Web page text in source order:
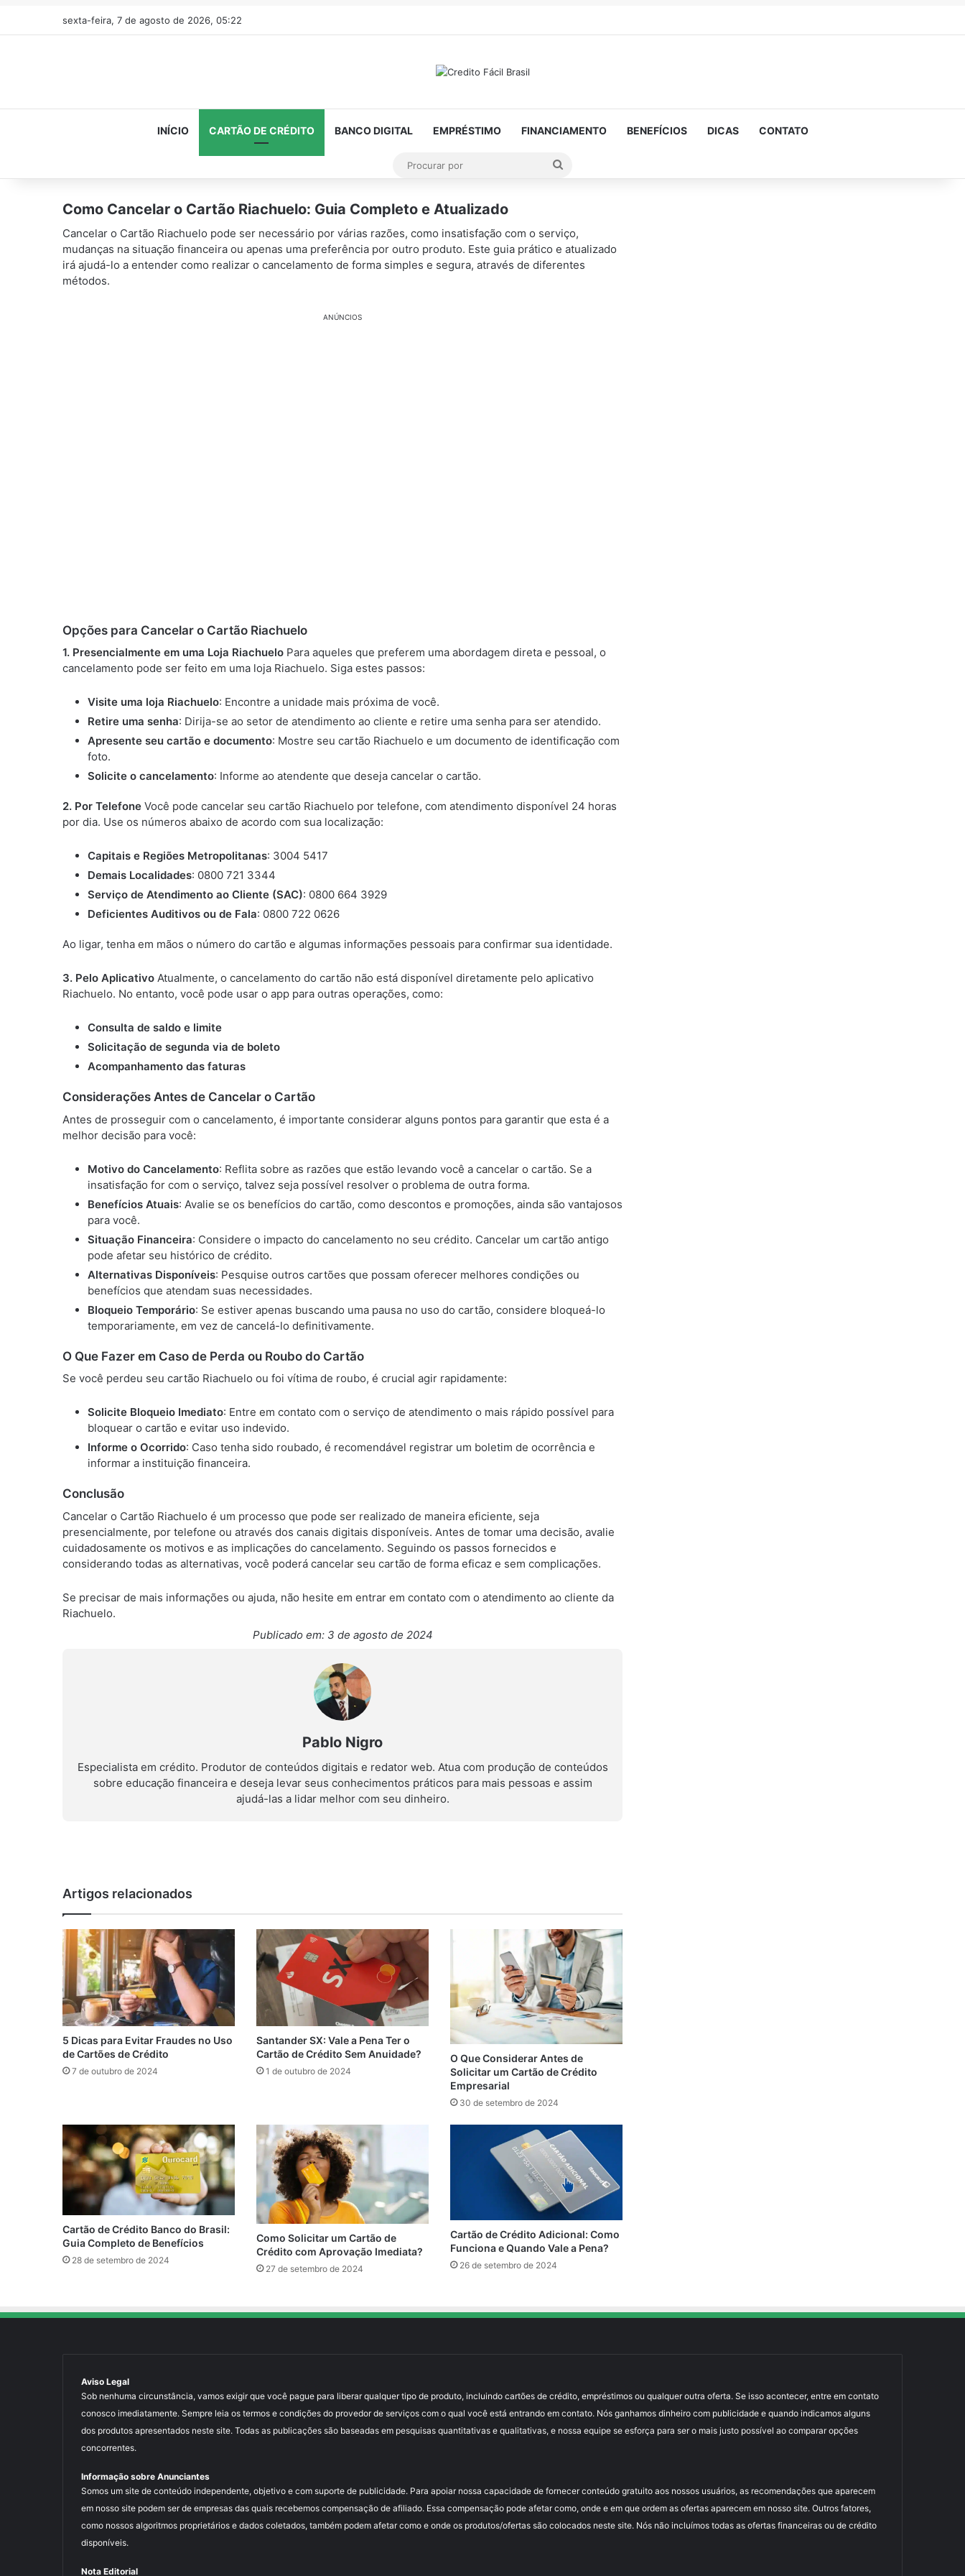
sexta-feira, 7 de agosto de 2026, 05:22
INÍCIO CARTÃO DE CRÉDITO BANCO DIGITAL EMPRÉSTIMO FINANCIAMENTO BENEFÍCIOS DICAS CONTATO
Como Cancelar o Cartão Riachuelo: Guia Completo e Atualizado
Cancelar o Cartão Riachuelo pode ser necessário por várias razões, como insatisfação com o serviço,
mudanças na situação financeira ou apenas uma preferência por outro produto. Este guia prático e atualizado
irá ajudá-lo a entender como realizar o cancelamento de forma simples e segura, através de diferentes
métodos.
ANÚNCIOS
Opções para Cancelar o Cartão Riachuelo
1. Presencialmente em uma Loja Riachuelo Para aqueles que preferem uma abordagem direta e pessoal, o
cancelamento pode ser feito em uma loja Riachuelo. Siga estes passos:
Visite uma loja Riachuelo: Encontre a unidade mais próxima de você.
Retire uma senha: Dirija-se ao setor de atendimento ao cliente e retire uma senha para ser atendido.
Apresente seu cartão e documento: Mostre seu cartão Riachuelo e um documento de identificação com
foto.
Solicite o cancelamento: Informe ao atendente que deseja cancelar o cartão.
2. Por Telefone Você pode cancelar seu cartão Riachuelo por telefone, com atendimento disponível 24 horas
por dia. Use os números abaixo de acordo com sua localização:
Capitais e Regiões Metropolitanas: 3004 5417
Demais Localidades: 0800 721 3344
Serviço de Atendimento ao Cliente (SAC): 0800 664 3929
Deficientes Auditivos ou de Fala: 0800 722 0626
Ao ligar, tenha em mãos o número do cartão e algumas informações pessoais para confirmar sua identidade.
3. Pelo Aplicativo Atualmente, o cancelamento do cartão não está disponível diretamente pelo aplicativo
Riachuelo. No entanto, você pode usar o app para outras operações, como:
Consulta de saldo e limite
Solicitação de segunda via de boleto
Acompanhamento das faturas
Considerações Antes de Cancelar o Cartão
Antes de prosseguir com o cancelamento, é importante considerar alguns pontos para garantir que esta é a
melhor decisão para você:
Motivo do Cancelamento: Reflita sobre as razões que estão levando você a cancelar o cartão. Se a
insatisfação for com o serviço, talvez seja possível resolver o problema de outra forma.
Benefícios Atuais: Avalie se os benefícios do cartão, como descontos e promoções, ainda são vantajosos
para você.
Situação Financeira: Considere o impacto do cancelamento no seu crédito. Cancelar um cartão antigo
pode afetar seu histórico de crédito.
Alternativas Disponíveis: Pesquise outros cartões que possam oferecer melhores condições ou
benefícios que atendam suas necessidades.
Bloqueio Temporário: Se estiver apenas buscando uma pausa no uso do cartão, considere bloqueá-lo
temporariamente, em vez de cancelá-lo definitivamente.
O Que Fazer em Caso de Perda ou Roubo do Cartão
Se você perdeu seu cartão Riachuelo ou foi vítima de roubo, é crucial agir rapidamente:
Solicite Bloqueio Imediato: Entre em contato com o serviço de atendimento o mais rápido possível para
bloquear o cartão e evitar uso indevido.
Informe o Ocorrido: Caso tenha sido roubado, é recomendável registrar um boletim de ocorrência e
informar a instituição financeira.
Conclusão
Cancelar o Cartão Riachuelo é um processo que pode ser realizado de maneira eficiente, seja
presencialmente, por telefone ou através dos canais digitais disponíveis. Antes de tomar uma decisão, avalie
cuidadosamente os motivos e as implicações do cancelamento. Seguindo os passos fornecidos e
considerando todas as alternativas, você poderá cancelar seu cartão de forma eficaz e sem complicações.
Se precisar de mais informações ou ajuda, não hesite em entrar em contato com o atendimento ao cliente da
Riachuelo.
Publicado em: 3 de agosto de 2024
Pablo Nigro
Especialista em crédito. Produtor de conteúdos digitais e redator web. Atua com produção de conteúdos
sobre educação financeira e deseja levar seus conhecimentos práticos para mais pessoas e assim
ajudá-las a lidar melhor com seu dinheiro.
Artigos relacionados
5 Dicas para Evitar Fraudes no Uso
de Cartões de Crédito
7 de outubro de 2024
Santander SX: Vale a Pena Ter o
Cartão de Crédito Sem Anuidade?
1 de outubro de 2024
O Que Considerar Antes de
Solicitar um Cartão de Crédito
Empresarial
30 de setembro de 2024
Cartão de Crédito Banco do Brasil:
Guia Completo de Benefícios
28 de setembro de 2024
Como Solicitar um Cartão de
Crédito com Aprovação Imediata?
27 de setembro de 2024
Cartão de Crédito Adicional: Como
Funciona e Quando Vale a Pena?
26 de setembro de 2024
Aviso Legal
Sob nenhuma circunstância, vamos exigir que você pague para liberar qualquer tipo de produto, incluindo cartões de crédito, empréstimos ou qualquer outra oferta. Se isso acontecer, entre em contato
conosco imediatamente. Sempre leia os termos e condições do provedor de serviços com o qual você está entrando em contato. Nós ganhamos dinheiro com publicidade e quando indicamos alguns
dos produtos apresentados neste site. Todas as publicações são baseadas em pesquisas quantitativas e qualitativas, e nossa equipe se esforça para ser o mais justo possível ao comparar opções
concorrentes.
Informação sobre Anunciantes
Somos um site de conteúdo independente, objetivo e com suporte de publicidade. Para apoiar nossa capacidade de fornecer conteúdo gratuito aos nossos usuários, as recomendações que aparecem
em nosso site podem ser de empresas das quais recebemos compensação de afiliado. Essa compensação pode afetar como, onde e em que ordem as ofertas aparecem em nosso site. Outros fatores,
como nossos algoritmos proprietários e dados coletados, também podem afetar como e onde os produtos/ofertas são colocados neste site. Nós não incluímos todas as ofertas financeiras ou de crédito
disponíveis.
Nota Editorial